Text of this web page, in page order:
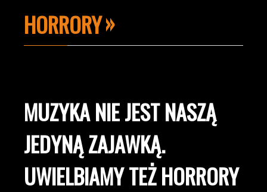
HORRORY
MUZYKA NIE JEST NASZĄ
JEDYNĄ ZAJAWKĄ.
UWIELBIAMY TEŻ HORRORY